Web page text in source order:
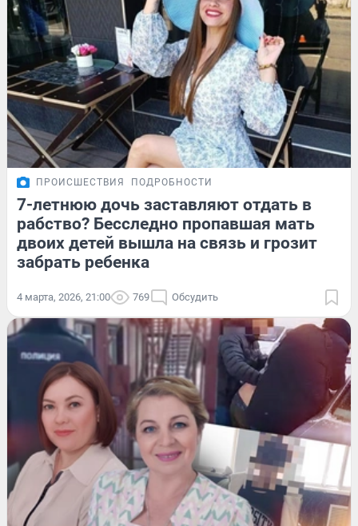
ПРОИСШЕСТВИЯ ПОДРОБНОСТИ
7-летнюю дочь заставляют отдать в
рабство? Бесследно пропавшая мать
двоих детей вышла на связь и грозит
забрать ребенка
4 марта, 2026, 21:00 769 Обсудить